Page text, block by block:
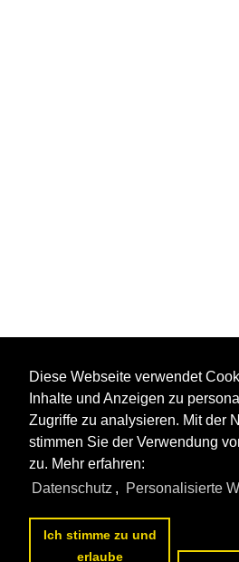
Datenschutzerklärung
Diese Webseite verwendet
Inhalte und Anzeigen zu
Zugriffe zu analysieren. Mit der
stimmen Sie der Verwendung
zu. Mehr erfahren:
Datenschutz , Personalisierte
Ich stimme zu und
erlaube